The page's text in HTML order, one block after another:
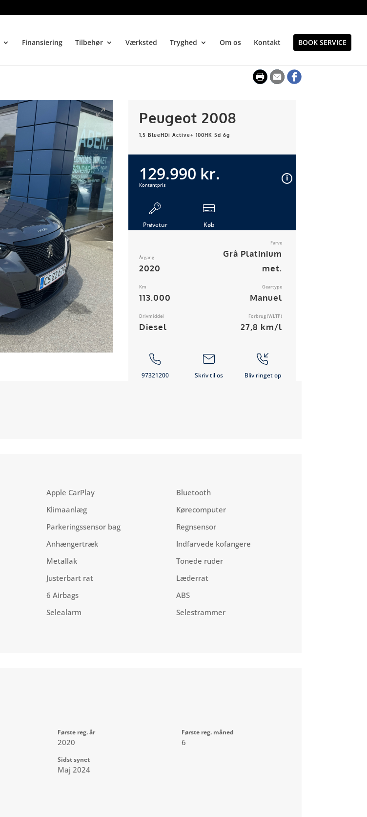
Finansiering Tilbehør Værksted Tryghed Om os Kontakt BOOK SERVICE
Peugeot 2008
1,5 BlueHDi Active+ 100HK 5d 6g
129.990 kr.
Kontantpris
Prøvetur Køb
Årgang
2020
Farve
Grå Platinium
met.
Km
113.000
Geartype
Manuel
Drivmiddel
Diesel
Forbrug (WLTP)
27,8 km/l
97321200 Skriv til os Bliv ringet op
Apple CarPlay
Bluetooth
Klimaanlæg
Kørecomputer
Parkeringssensor bag
Regnsensor
Anhængertræk
Indfarvede kofangere
Metallak
Tonede ruder
Justerbart rat
Læderrat
6 Airbags
ABS
Selealarm
Selestrammer
Første reg. år
2020
Første reg. måned
6
Sidst synet
Maj 2024